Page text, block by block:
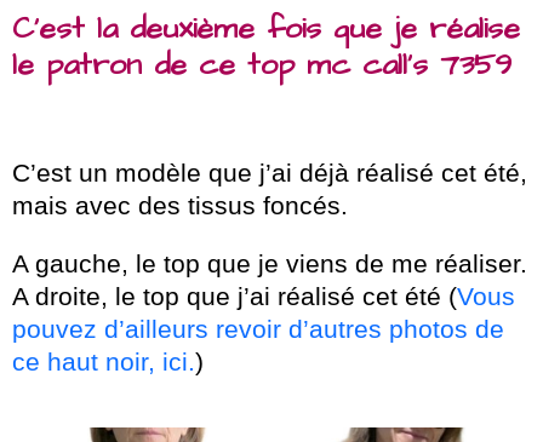
C’est la deuxième fois que je réalise
le patron de ce top mc call’s 7359
C’est un modèle que j’ai déjà réalisé cet été,
mais avec des tissus foncés.
A gauche, le top que je viens de me réaliser.
A droite, le top que j’ai réalisé cet été (Vous
pouvez d’ailleurs revoir d’autres photos de
ce haut noir, ici. )